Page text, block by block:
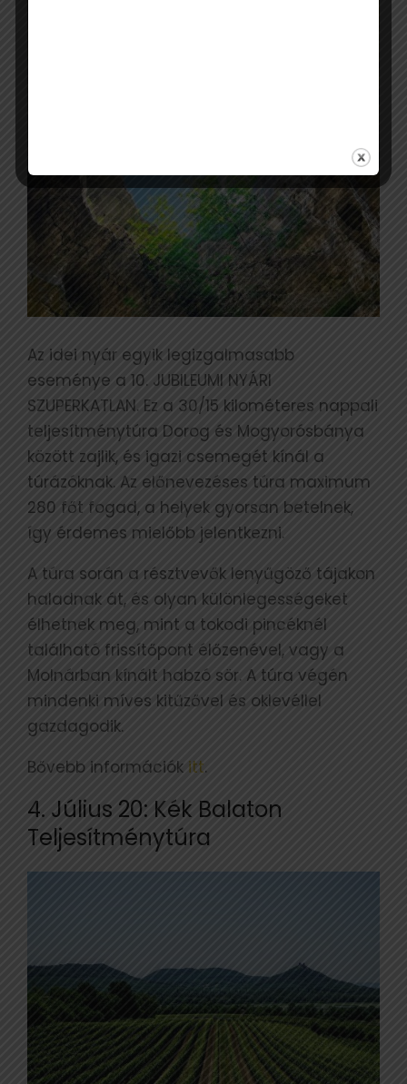
Az idei nyár egyik legizgalmasabb
eseménye a 10. JUBILEUMI NYÁRI
SZUPERKATLAN. Ez a 30/15 kilométeres nappali
teljesítménytúra Dorog és Mogyorósbánya
között zajlik, és igazi csemegét kínál a
túrázóknak. Az előnevezéses túra maximum
280 főt fogad, a helyek gyorsan betelnek,
így érdemes mielőbb jelentkezni.
A túra során a résztvevők lenyűgöző tájakon
haladnak át, és olyan különlegességeket
élhetnek meg, mint a tokodi pincéknél
található frissítőpont élőzenével, vagy a
Molnárban kínált habzó sör. A túra végén
mindenki míves kitűzővel és oklevéllel
gazdagodik.
Bővebb információk itt.
4. Július 20: Kék Balaton
Teljesítménytúra